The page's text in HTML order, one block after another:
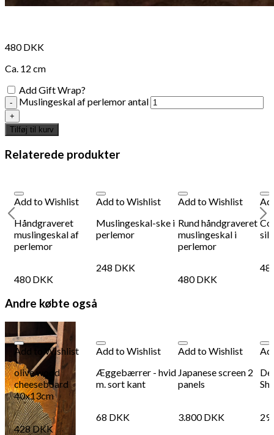
480DKK
Ca. 12 cm
Add Gift Wrap?
Muslingeskal af perlemor antal
Tilføj til kurv
Relaterede produkter
Add to Wishlist
Håndgraveret
muslingeskal af
perlemor
480DKK
Add to Wishlist
Muslingeskal-ske i
perlemor
248 DKK
Add to Wishlist
Rund håndgraveret
muslingeskal i
perlemor
480DKK
Andre købte også
Add to Wishlist
olive wood
cheeseboard
40x13cm
428DKK
Add to Wishlist
Æggebærrer - hvid
m. sort kant
68 DKK
Add to Wishlist
Japanese screen 2
panels
3.800DKK